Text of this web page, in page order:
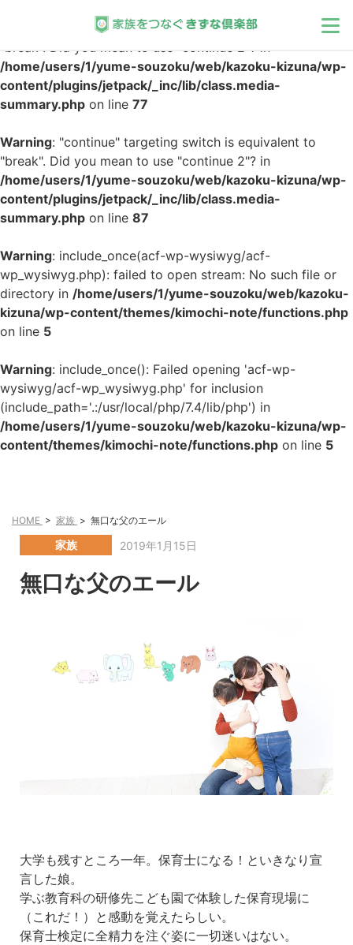
: "continue" targeting switch is equivalent to
"break". Did you mean to use "continue 2"? in
/home/users/1/yume-souzoku/web/kazoku-kizuna/wp-
content/plugins/jetpack/_inc/lib/class.media-
summary.php on line 77
Warning: "continue" targeting switch is equivalent to
"break". Did you mean to use "continue 2"? in
/home/users/1/yume-souzoku/web/kazoku-kizuna/wp-
content/plugins/jetpack/_inc/lib/class.media-
summary.php on line 87
Warning: include_once(acf-wp-wysiwyg/acf-
wp_wysiwyg.php): failed to open stream: No such file or
directory in /home/users/1/yume-souzoku/web/kazoku-
kizuna/wp-content/themes/kimochi-note/functions.php
on line 5
Warning: include_once(): Failed opening 'acf-wp-
wysiwyg/acf-wp_wysiwyg.php' for inclusion
(include_path='.:/usr/local/php/7.4/lib/php') in
/home/users/1/yume-souzoku/web/kazoku-kizuna/wp-
content/themes/kimochi-note/functions.php on line 5
家族
介護
メンタル
モラル
インタビュー
公募
HOME > 家族 > 無口な父のエール
家族 2019年1月15日
無口な父のエール
大学も残すところ一年。保育士になる！といきなり宣
言した娘。
学ぶ教育科の研修先こども園で体験した保育現場に
（これだ！）と感動を覚えたらしい。
保育士検定に全精力を注ぐ姿に一切迷いはない。